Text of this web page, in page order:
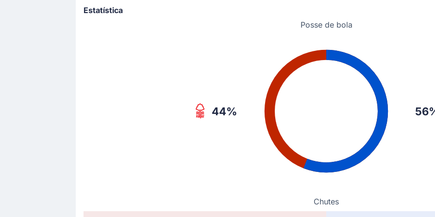
Estatística
Posse de bola
44%
Chutes